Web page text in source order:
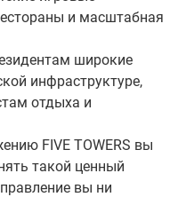
и масштабная
широкие
инфраструктуре,
отдыха и
FIVE TOWERS вы
такой ценный
вы ни